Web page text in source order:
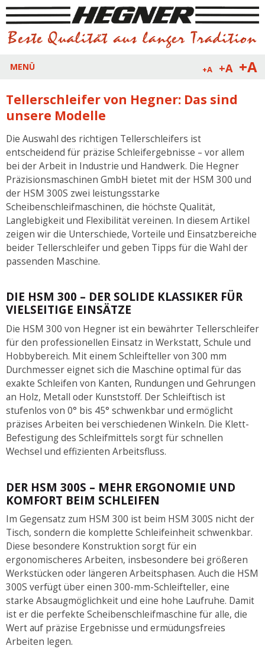
+A +A +A
MENÜ
Tellerschleifer von Hegner: Das sind
unsere Modelle
Die Auswahl des richtigen Tellerschleifers ist
entscheidend für präzise Schleifergebnisse – vor allem
bei der Arbeit in Industrie und Handwerk. Die Hegner
Präzisionsmaschinen GmbH bietet mit der HSM 300 und
der HSM 300S zwei leistungsstarke
Scheibenschleifmaschinen, die höchste Qualität,
Langlebigkeit und Flexibilität vereinen. In diesem Artikel
zeigen wir die Unterschiede, Vorteile und Einsatzbereiche
beider Tellerschleifer und geben Tipps für die Wahl der
passenden Maschine.
DIE HSM 300 – DER SOLIDE KLASSIKER FÜR
VIELSEITIGE EINSÄTZE
Die HSM 300 von Hegner ist ein bewährter Tellerschleifer
für den professionellen Einsatz in Werkstatt, Schule und
Hobbybereich. Mit einem Schleifteller von 300 mm
Durchmesser eignet sich die Maschine optimal für das
exakte Schleifen von Kanten, Rundungen und Gehrungen
an Holz, Metall oder Kunststoff. Der Schleiftisch ist
stufenlos von 0° bis 45° schwenkbar und ermöglicht
präzises Arbeiten bei verschiedenen Winkeln. Die Klett-
Befestigung des Schleifmittels sorgt für schnellen
Wechsel und effizienten Arbeitsfluss.
DER HSM 300S – MEHR ERGONOMIE UND
KOMFORT BEIM SCHLEIFEN
Im Gegensatz zum HSM 300 ist beim HSM 300S nicht der
Tisch, sondern die komplette Schleifeinheit schwenkbar.
Diese besondere Konstruktion sorgt für ein
ergonomischeres Arbeiten, insbesondere bei größeren
Werkstücken oder längeren Arbeitsphasen. Auch die HSM
300S verfügt über einen 300-mm-Schleifteller, eine
starke Absaugmöglichkeit und eine hohe Laufruhe. Damit
ist er die perfekte Scheibenschleifmaschine für alle, die
Wert auf präzise Ergebnisse und ermüdungsfreies
Arbeiten legen.